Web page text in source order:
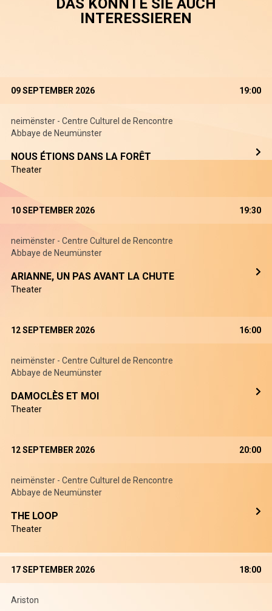
DAS KÖNNTE SIE AUCH
INTERESSIEREN
09 SEPTEMBER 2026 19:00
neimënster - Centre Culturel de Rencontre
Abbaye de Neumünster
NOUS ÉTIONS DANS LA FORÊT
Theater
10 SEPTEMBER 2026 19:30
neimënster - Centre Culturel de Rencontre
Abbaye de Neumünster
ARIANNE, UN PAS AVANT LA CHUTE
Theater
12 SEPTEMBER 2026 16:00
neimënster - Centre Culturel de Rencontre
Abbaye de Neumünster
DAMOCLÈS ET MOI
Theater
12 SEPTEMBER 2026 20:00
neimënster - Centre Culturel de Rencontre
Abbaye de Neumünster
THE LOOP
Theater
17 SEPTEMBER 2026 18:00
Ariston